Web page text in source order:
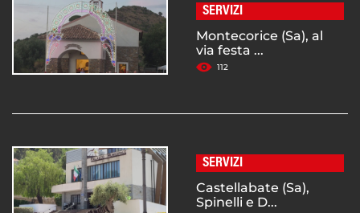
SERVIZI
Montecorice (Sa), al
via festa ...
112
SERVIZI
Castellabate (Sa),
Spinelli e D...